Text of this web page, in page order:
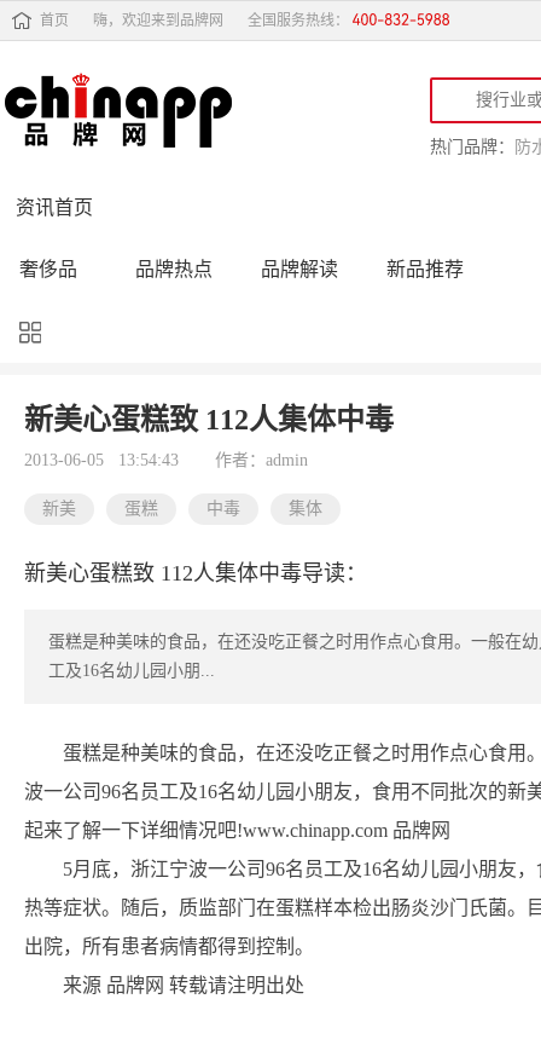
首页 嗨，欢迎来到品牌网 全国服务热线：
热门品牌： 防
资讯首页
奢侈品 品牌热点 品牌解读 新品推荐
品牌黑榜
品牌导购 专家点评 精彩点评
新美心蛋糕致 112人集体中毒
2013-06-05 13:54:43 作者：admin
新美 蛋糕 中毒 集体
新美心蛋糕致 112人集体中毒导读：
蛋糕是种美味的食品，在还没吃正餐之时用作点心食用。一般在
工及16名幼儿园小朋...
蛋糕是种美味的食品，在还没吃正餐之时用作点心食用
波一公司96名员工及16名幼儿园小朋友，食用不同批次的
起来了解一下详细情况吧!www.chinapp.com 品牌网
5月底，浙江宁波一公司96名员工及16名幼儿园小朋友
热等症状。随后，质监部门在蛋糕样本检出肠炎沙门氏菌。
出院，所有患者病情都得到控制。
来源 品牌网 转载请注明出处